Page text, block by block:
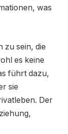
was
zu sein, die
es keine
führt dazu,
sie
Der